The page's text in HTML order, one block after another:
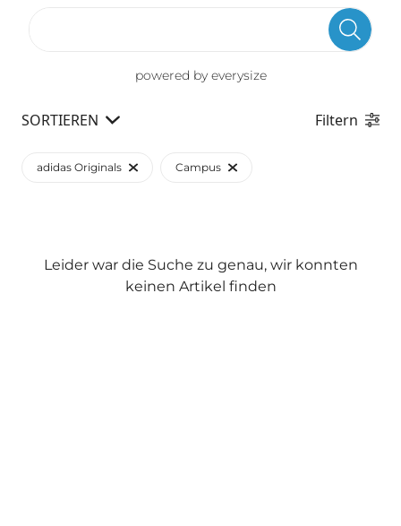
powered by everysize
SORTIEREN Filtern
adidas Originals Campus
Leider war die Suche zu genau, wir konnten
keinen Artikel finden